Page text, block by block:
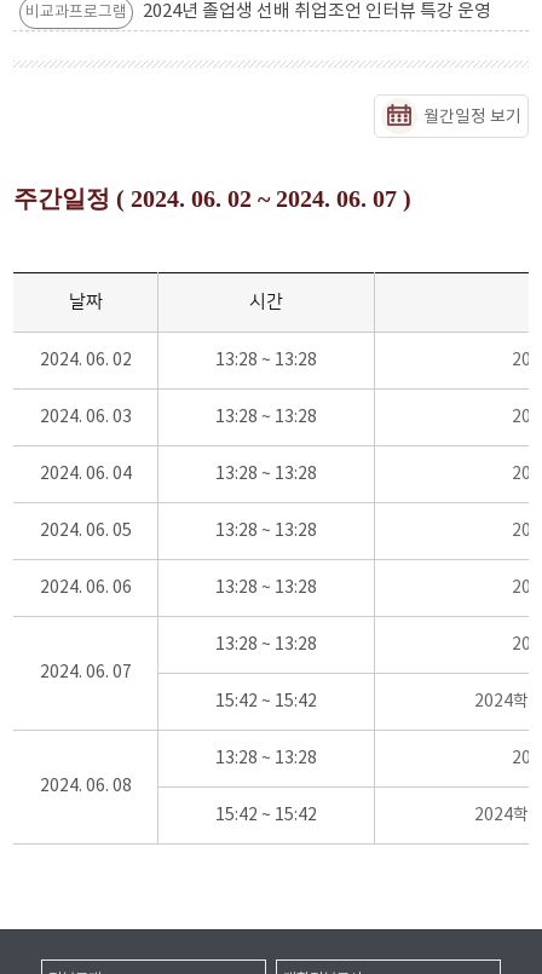
비교과프로그램 2024년 졸업생 선배 취업조언 인터뷰 특강 운영
월간일정 보기
주간일정 ( 2024. 06. 02 ~ 2024. 06. 07 )
날짜 시간
2024. 06. 02 13:28 ~ 13:28
2024. 06. 03 13:28 ~ 13:28
2024. 06. 04 13:28 ~ 13:28
2024. 06. 05 13:28 ~ 13:28
2024. 06. 06 13:28 ~ 13:28
2024. 06. 07
13:28 ~ 13:28
15:42 ~ 15:42 2024학
2024. 06. 08
13:28 ~ 13:28
15:42 ~ 15:42 2024학